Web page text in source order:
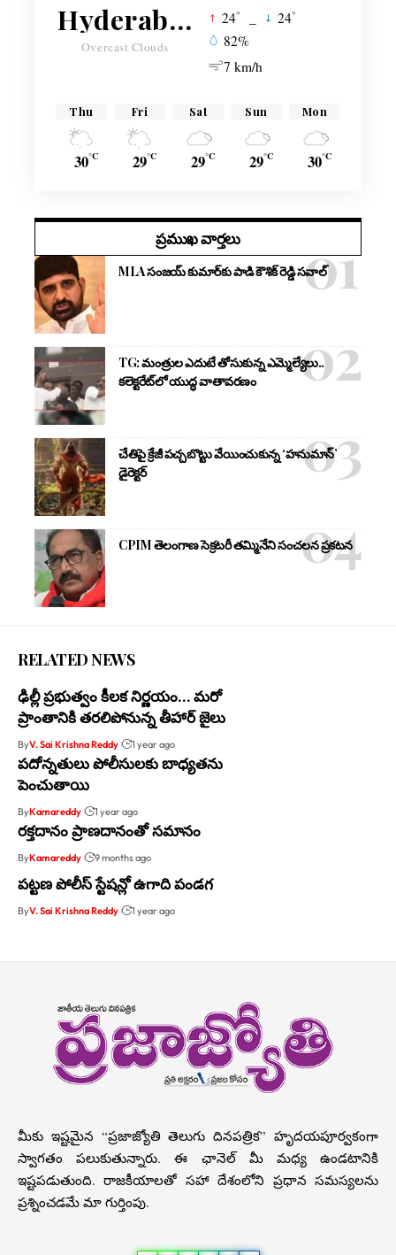
Hyderabad
Overcast Clouds
24° 24°
82%
7 km/h
Thu
30°C
Fri
29°C
Sat
29°C
Sun
29°C
Mon
30°C
ప్రముఖ వార్తలు
MLA సంజయ్ కుమార్‌కు పాడి కౌశిక్ రెడ్డి సవాల్
TG: మంత్రుల ఎదుటే తోసుకున్న ఎమ్మెల్యేలు..
కలెక్టరేట్‌లో యుద్ధ వాతావరణం
చేతిపై క్రేజీ పచ్చబొట్టు వేయించుకున్న ‘హనుమాన్’
డైరెక్టర్
CPIM తెలంగాణ సెక్రటరీ తమ్మినేని సంచలన ప్రకటన
RELATED NEWS
ఢిల్లీ ప్రభుత్వం కీలక నిర్ణయం… మరో
ప్రాంతానికి తరలిపోనున్న తీహార్ జైలు
ByV. Sai Krishna Reddy 1 year ago
పదోన్నతులు పోలీసులకు బాధ్యతను
పెంచుతాయి
ByKamareddy 1 year ago
రక్తదానం ప్రాణదానంతో సమానం
ByKamareddy 9 months ago
పట్టణ పోలీస్ స్టేషన్లో ఉగాది పండగ
ByV. Sai Krishna Reddy 1 year ago
మీకు ఇష్టమైన “ప్రజాజ్యోతి తెలుగు దినపత్రిక” హృదయపూర్వకంగా
స్వాగతం పలుకుతున్నారు. ఈ ఛానెల్ మీ మధ్య ఉండటానికి
ఇష్టపడుతుంది. రాజకీయాలతో సహా దేశంలోని ప్రధాన సమస్యలను
ప్రశ్నించడమే మా గుర్తింపు.